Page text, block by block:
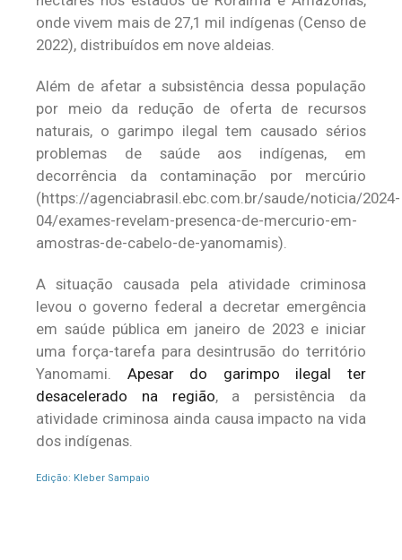
onde vivem mais de 27,1 mil indígenas (Censo de
2022), distribuídos em nove aldeias.
Além de afetar a subsistência dessa população
por meio da redução de oferta de recursos
naturais, o garimpo ilegal tem causado sérios
problemas de saúde aos indígenas, em
decorrência da contaminação por mercúrio
(https://agenciabrasil.ebc.com.br/saude/noticia/2024-
04/exames-revelam-presenca-de-mercurio-em-
amostras-de-cabelo-de-yanomamis).
A situação causada pela atividade criminosa
levou o governo federal a decretar emergência
em saúde pública em janeiro de 2023 e iniciar
uma força-tarefa para desintrusão do território
Yanomami. Apesar do garimpo ilegal ter
desacelerado na região, a persistência da
atividade criminosa ainda causa impacto na vida
dos indígenas.
Edição: Kleber Sampaio